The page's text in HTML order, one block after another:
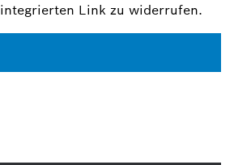
Link zu widerrufen.